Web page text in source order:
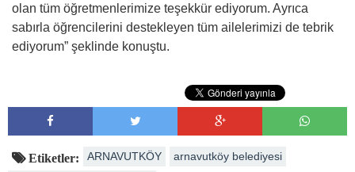
olan tüm öğretmenlerimize teşekkür ediyorum. Ayrıca
sabırla öğrencilerini destekleyen tüm ailelerimizi de tebrik
ediyorum” şeklinde konuştu.
Etiketler: ARNAVUTKÖY
arnavutköy belediyesi